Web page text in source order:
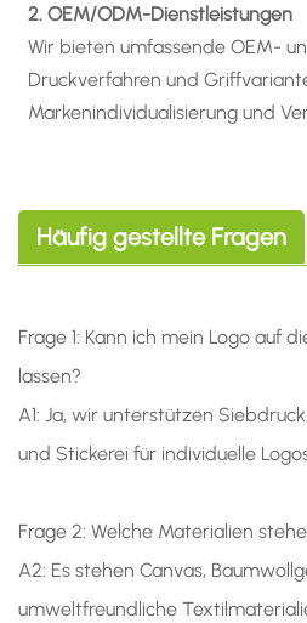
2. OEM/ODM-Dienstleistungen
Wir bieten umfassende OEM-
Druckverfahren und
Markenindividualisierung und
Häufig gestellte Fragen
Frage 1: Kann ich mein Logo auf
lassen?
A1: Ja, wir unterstützen
und Stickerei für individuelle
Frage 2: Welche Materialien
A2: Es stehen Canvas,
umweltfreundliche